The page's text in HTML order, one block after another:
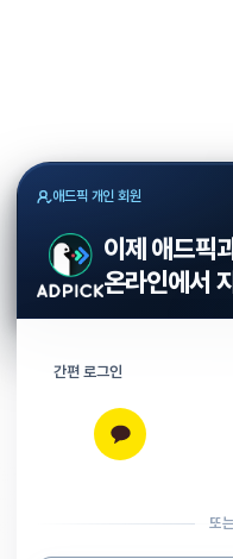
애드픽 개인 회원
이제 애드픽
온라인에서
간편 로그인
또